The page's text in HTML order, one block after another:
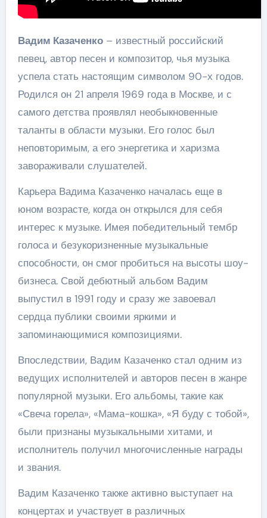
Вадим Казаченко– известный российский
певец, автор песен и композитор, чья музыка
успела стать настоящим символом 90-х годов.
Родился он 21 апреля 1969 года в Москве, и с
самого детства проявлял необыкновенные
таланты в области музыки. Его голос был
неповторимым, а его энергетика и харизма
завораживали слушателей.
Карьера Вадима Казаченко началась еще в
юном возрасте, когда он открылся для себя
интерес к музыке. Имея победительный тембр
голоса и безукоризненные музыкальные
способности, он смог пробиться на высоты шоу-
бизнеса. Свой дебютный альбом Вадим
выпустил в 1991 году и сразу же завоевал
сердца публики своими яркими и
запоминающимися композициями.
Впоследствии, Вадим Казаченко стал одним из
ведущих исполнителей и авторов песен в жанре
популярной музыки. Его альбомы, такие как
«Свеча горела», «Мама-кошка», «Я буду с тобой»,
были признаны музыкальными хитами, и
исполнитель получил многочисленные награды
и звания.
Вадим Казаченко также активно выступает на
концертах и участвует в различных